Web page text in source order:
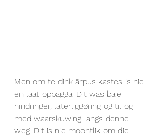
Men om te dink ārpus kastes is nie
en laat oppagga. Dit was baie
hindringer, laterliggøring og til og
med waarskuwing langs denne
weg. Dit is nie moontlik om die